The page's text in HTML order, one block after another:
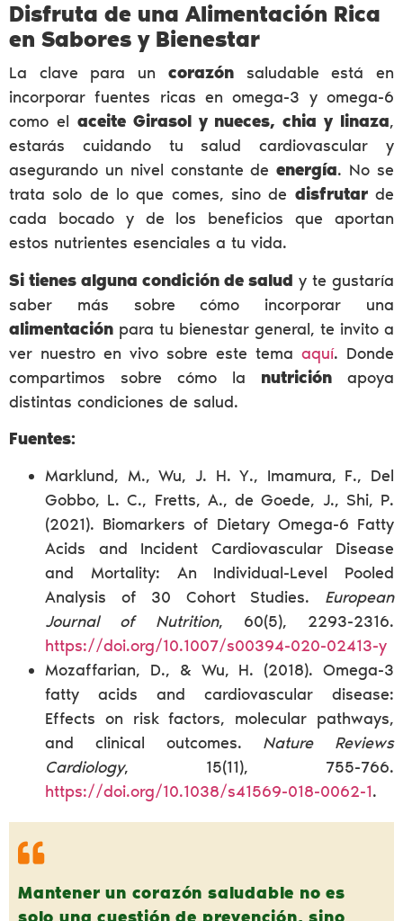
Disfruta de una Alimentación Rica
en Sabores y Bienestar
La clave para un corazónsaludable está en
incorporar fuentes ricas en omega-3 y omega-6
como el aceite Girasol y nueces, chia y linaza,
estarás cuidando tu salud cardiovascular y
asegurando un nivel constante deenergía. No se
trata solo de lo que comes, sino de disfrutarde
cada bocado y de los beneficios que aportan
estos nutrientes esenciales a tu vida.
Si tienes alguna condición de salud y te gustaría
saber más sobre cómo incorporar una
alimentación para tu bienestar general, te invito a
ver nuestro en vivo sobre este tema aquí. Donde
compartimos sobre cómo la nutrición apoya
distintas condiciones de salud.
Fuentes:
Marklund, M., Wu, J. H. Y., Imamura, F., Del
Gobbo, L. C., Fretts, A., de Goede, J., Shi, P.
(2021). Biomarkers of Dietary Omega-6 Fatty
Acids and Incident Cardiovascular Disease
and Mortality: An Individual-Level Pooled
Analysis of 30 Cohort Studies. European
Journal of Nutrition, 60(5), 2293-2316.
https://doi.org/10.1007/s00394-020-02413-y
Mozaffarian, D., & Wu, H. (2018). Omega-3
fatty acids and cardiovascular disease:
Effects on risk factors, molecular pathways,
and clinical outcomes. Nature Reviews
Cardiology, 15(11), 755-766.
https://doi.org/10.1038/s41569-018-0062-1.
Mantener un corazón saludable no es